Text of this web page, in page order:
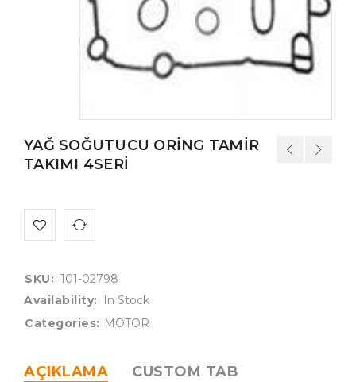
YAĞ SOĞUTUCU ORİNG TAMİR
TAKIMI 4SERİ
SKU: 101-02798
Availability:
In Stock
Categories: MOTOR
AÇIKLAMA CUSTOM TAB